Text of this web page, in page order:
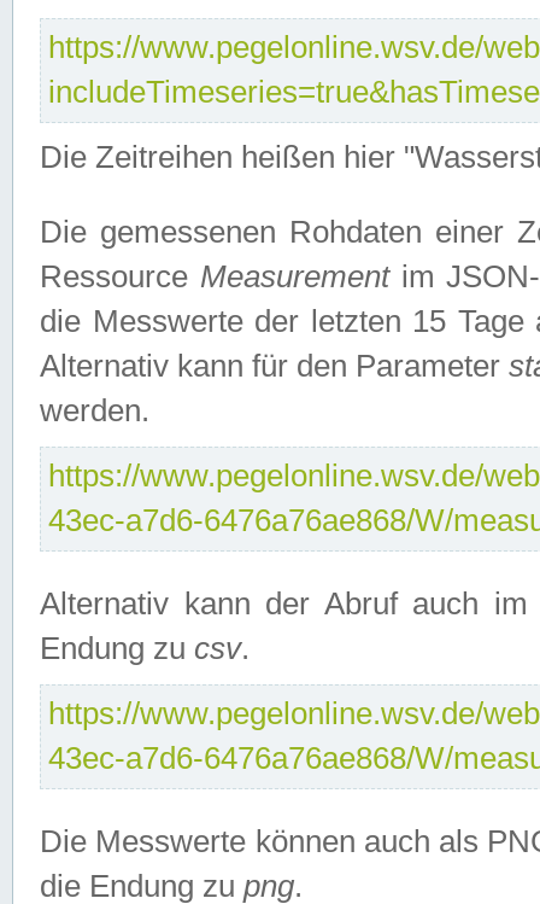
https://www.pegelonline.wsv.de/
Die Zeitreihen heißen hier
Die gemessenen Rohdaten einer
Ressource Measurementim JSON-
die Messwerte der letzten 15
Alternativ kann für den Parameter
werden.
https://www.pegelonline.wsv.de/
43ec-a7d6-6476a76ae868/W/
Alternativ kann der Abruf auch
Endung zu csv.
https://www.pegelonline.wsv.de/
43ec-a7d6-6476a76ae868/W/
Die Messwerte können auch als
die Endung zu png.